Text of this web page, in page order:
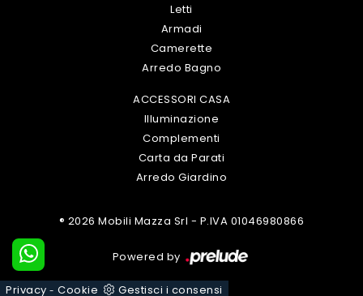
Letti
Armadi
Camerette
Arredo Bagno
ACCESSORI CASA
Illuminazione
Complementi
Carta da Parati
Arredo Giardino
® 2026 Mobili Mazza Srl - P.IVA 01046980866
Powered by
Privacy - Cookie Gestisci i consensi